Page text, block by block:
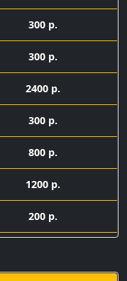
300 р.
300 р.
2400 р.
300 р.
800 р.
1200 р.
200 р.